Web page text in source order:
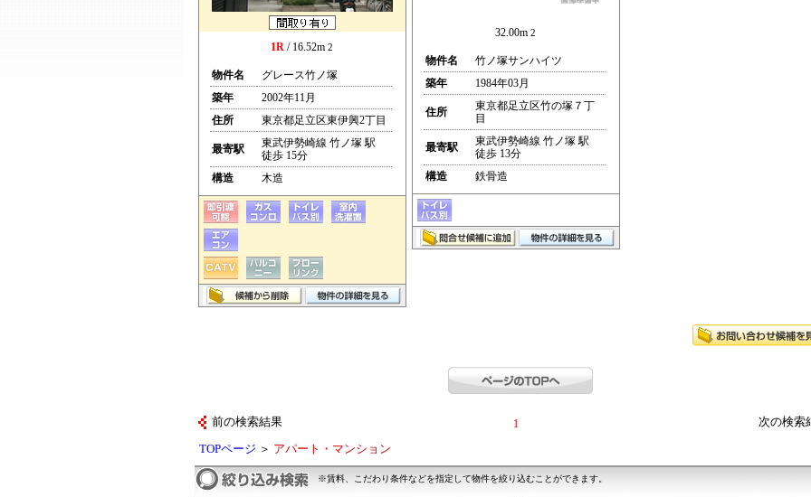
1R / 16.52m 2
物件名
グレース竹ノ塚
築年
2002年11月
住所
東京都足立区東伊興2丁目
最寄駅
東武伊勢崎線 竹ノ塚 駅
徒歩 15分
構造
木造
32.00m 2
物件名
竹ノ塚サンハイツ
築年
1984年03月
住所
東京都足立区竹の塚７丁
目
最寄駅
東武伊勢崎線 竹ノ塚 駅
徒歩 13分
構造
鉄骨造
前の検索結果 1 次の検
TOPページ ＞ アパート・マンション
※賃料、こだわり条件などを指定して物件を絞り込むことができます。